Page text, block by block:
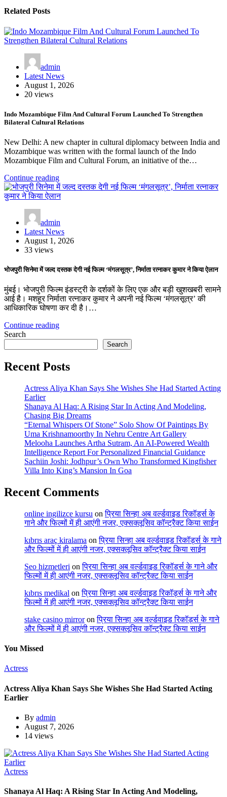
Related Posts
admin
Latest News
August 1, 2026
20 views
Indo Mozambique Film And Cultural Forum Launched To Strengthen
Bilateral Cultural Relations
New Delhi: A new chapter in cultural diplomacy between India and
Mozambique was written with the formal launch of the Indo
Mozambique Film and Cultural Forum, an initiative of the…
Continue reading
admin
Latest News
August 1, 2026
33 views
भोजपुरी सिनेमा में जल्द दस्तक देगी नई फिल्म ‘मंगलसूत्र’, निर्माता रत्नाकर कुमार ने किया ऐलान
मुंबई। भोजपुरी फिल्म इंडस्ट्री के दर्शकों के लिए एक और बड़ी खुशखबरी सामने
आई है। मशहूर निर्माता रत्नाकर कुमार ने अपनी नई फिल्म ‘मंगलसूत्र’ की
आधिकारिक घोषणा कर दी है।…
Continue reading
Search
Search
Recent Posts
Actress Aliya Khan Says She Wishes She Had Started Acting
Earlier
Shanaya Al Haq: A Rising Star In Acting And Modeling,
Chasing Big Dreams
“Eternal Whispers Of Stone” Solo Show Of Paintings By
Uma Krishnamoorthy In Nehru Centre Art Gallery
Melooha Launches Artha Sutram, An AI-Powered Wealth
Intelligence Report For Personalized Financial Guidance
Sachiin Joshi: Jodhpur’s Own Who Transformed Kingfisher
Villa Into King’s Mansion In Goa
Recent Comments
online ingilizce kursu onप्रिया सिन्हा अब वर्ल्डवाइड रिकॉर्ड्स के
गाने और फिल्मों में ही आएंगी नजर, एक्सक्लूसिव कॉन्ट्रैक्ट किया साईन
kıbrıs araç kiralama onप्रिया सिन्हा अब वर्ल्डवाइड रिकॉर्ड्स के गाने
और फिल्मों में ही आएंगी नजर, एक्सक्लूसिव कॉन्ट्रैक्ट किया साईन
Seo hizmetleri onप्रिया सिन्हा अब वर्ल्डवाइड रिकॉर्ड्स के गाने और
फिल्मों में ही आएंगी नजर, एक्सक्लूसिव कॉन्ट्रैक्ट किया साईन
kıbrıs medikal onप्रिया सिन्हा अब वर्ल्डवाइड रिकॉर्ड्स के गाने और
फिल्मों में ही आएंगी नजर, एक्सक्लूसिव कॉन्ट्रैक्ट किया साईन
stake casino mirroronप्रिया सिन्हा अब वर्ल्डवाइड रिकॉर्ड्स के गाने
और फिल्मों में ही आएंगी नजर, एक्सक्लूसिव कॉन्ट्रैक्ट किया साईन
You Missed
Actress
Actress Aliya Khan Says She Wishes She Had Started Acting
Earlier
By admin
August 7, 2026
14 views
Actress
Shanaya Al Haq: A Rising Star In Acting And Modeling,